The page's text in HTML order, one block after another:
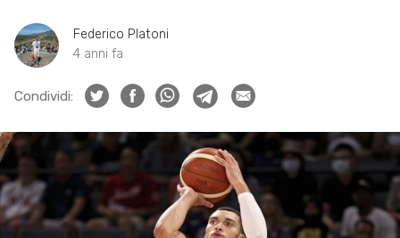
Federico Platoni
4 anni fa
Condividi: